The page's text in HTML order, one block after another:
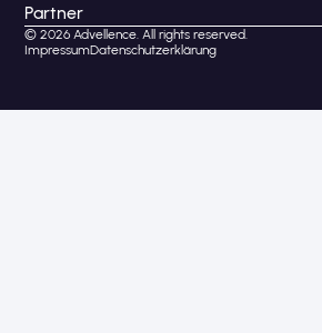
Partner
© 2026 Advellence. All rights reserved.
ImpressumDatenschutzerklärung